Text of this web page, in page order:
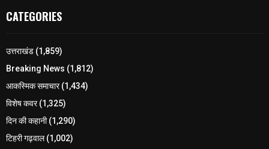
CATEGORIES
उत्तराखंड (1,859)
Breaking News (1,812)
आकस्मिक समाचार(1,434)
विशेष कवर(1,325)
दिन की कहानी(1,290)
टिहरी गढ़वाल(1,002)